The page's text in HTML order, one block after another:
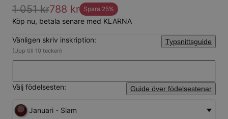
1 051 kr788 kr Spara 25%
Köp nu, betala senare med KLARNA
Vänligen skriv inskription: Typsnittsguide
(Upp till 10 tecken)
Välj födelsesten: Guide över födelsestenar
Januari - Siam